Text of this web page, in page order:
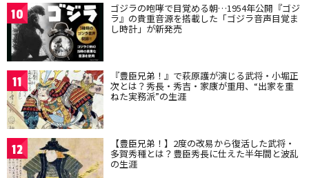
10 ゴジラの咆哮で目覚める朝…1954年公開『ゴジ
ラ』の貴重音源を搭載した「ゴジラ音声目覚ま
し時計」が新発売
11 『豊臣兄弟！』で萩原護が演じる武将・小堀正
次とは？秀長・秀吉・家康が重用、“出家を重
ねた実務派”の生涯
12 【豊臣兄弟！】2度の改易から復活した武将・
多賀秀種とは？豊臣秀長に仕えた半年間と波乱
の生涯